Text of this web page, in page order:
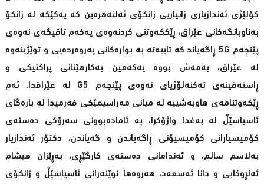
کۆلێژی ئەندازیاری زانیاریی زانکۆی ئەلنەهرەین کە یەکێکە لە زانکۆ
بەناوبانگەکانی عێراق، ڕێککەوتنی کردنەوەی یەکەم تاقیگەی نەوەی
پێنجەم 5G ڕاگەیاند کە تایبەتە بە بوارەکانی پەروەردەیی و توێژینەوە
لە عێراق، بەمەش بووە یەکەمین بەکارهێنانی پراکتیکی و
ڕاستەقینەی تەکنەلۆژیای نەوەی پێنجەم G5 لە عێراقدا. ئەم
ڕێکەوتنامەی هاوبەشییە لە میانی مەراسیمێکی فەرمیدا لە بارەگای
ئاسیاسێڵ لە بەغدا واژۆکرا، بە ئامادەبوونی سەرۆکی دەستەی
کۆمیسیارانی کۆمیسیۆنی ڕاگەیاندن و گەیاندن، دکتۆر ئەندازیار
بەلاسم سالم، و ئەندامانی دەستەی کارگێڕی، بەڕێزان هیشام
ئەلڕوکابی و دانا ئەسعەد، هەروەها نوێنەرانی ئاسیاسێڵ و زانکۆی